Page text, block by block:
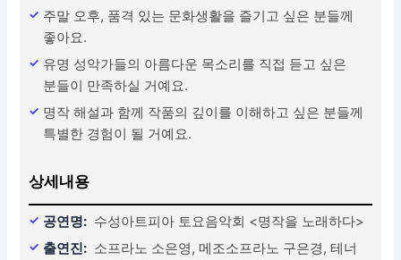
주말 오후, 품격 있는 문화생활을 즐기고 싶은 분들께
좋아요.
유명 성악가들의 아름다운 목소리를 직접 듣고 싶은
분들이 만족하실 거예요.
명작 해설과 함께 작품의 깊이를 이해하고 싶은 분들께
특별한 경험이 될 거예요.
상세내용
공연명: 수성아트피아 토요음악회 <명작을 노래하다>
출연진: 소프라노 소은영, 메조소프라노 구은경, 테너